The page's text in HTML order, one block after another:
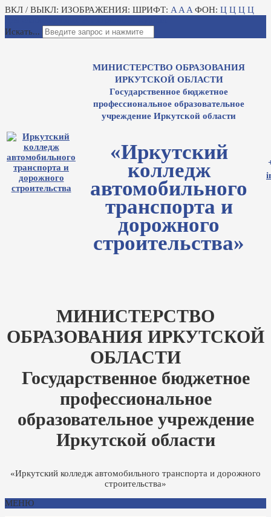
ВКЛ / ВЫКЛ: ИЗОБРАЖЕНИЯ: ШРИФТ: A A A ФОН: Ц Ц Ц Ц
Искать...
МИНИСТЕРСТВО ОБРАЗОВАНИЯ
ИРКУТСКОЙ ОБЛАСТИ
Государственное бюджетное
профессиональное образовательное
учреждение Иркутской области
«Иркутский
колледж
автомобильного
транспорта и
дорожного
строительства»
МИНИСТЕРСТВО
ОБРАЗОВАНИЯ ИРКУТСКОЙ
ОБЛАСТИ
Государственное бюджетное
профессиональное
образовательное учреждение
Иркутской области
«Иркутский колледж автомобильного транспорта и дорожного
строительства»
МЕНЮ